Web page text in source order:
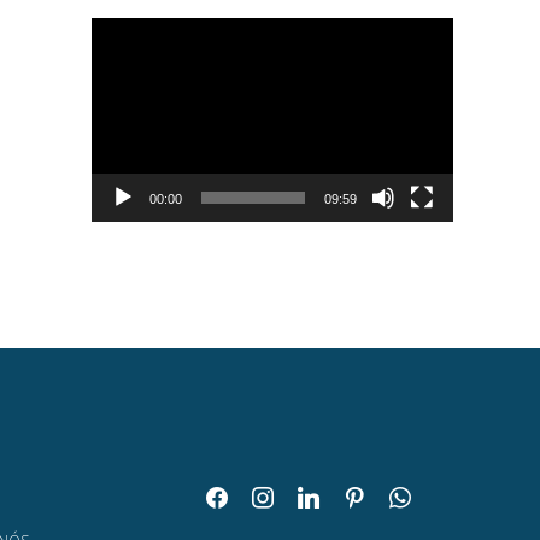
00:00 09:59
facebookinstagramlinkedinpinterestwhatsapp